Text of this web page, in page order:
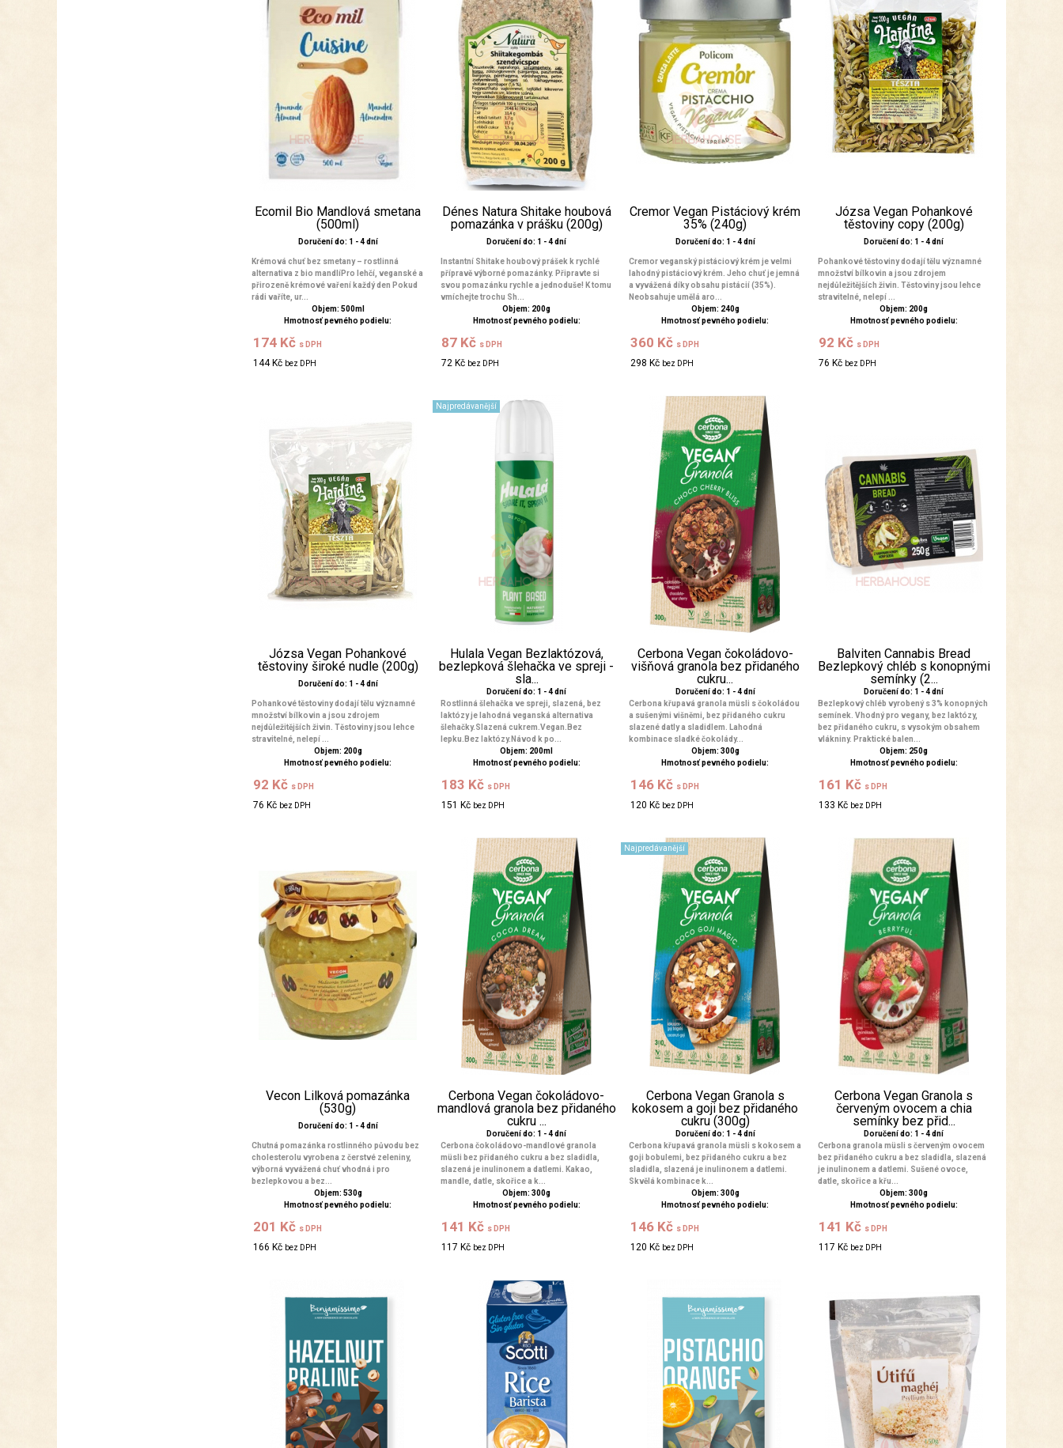
Ecomil Bio Mandlová smetana
(500ml)
Doručení do: 1 - 4 dní
Krémová chuť bez smetany – rostlinná
alternativa z bio mandlíPro lehčí, veganské a
přirozeně krémové vaření každý den Pokud
rádi vaříte, ur...
Objem: 500ml
Hmotnosť pevného podielu:
174 Kč s DPH
144 Kč bez DPH
Dénes Natura Shitake houbová
pomazánka v prášku (200g)
Doručení do: 1 - 4 dní
Instantní Shitake houbový prášek k rychlé
přípravě výborné pomazánky. Připravte si
svou pomazánku rychle a jednoduše! K tomu
vmíchejte trochu Sh...
Objem: 200g
Hmotnosť pevného podielu:
87 Kč s DPH
72 Kč bez DPH
Cremor Vegan Pistáciový krém
35% (240g)
Doručení do: 1 - 4 dní
Cremor veganský pistáciový krém je velmi
lahodný pistáciový krém. Jeho chuť je jemná
a vyvážená díky obsahu pistácií (35%).
Neobsahuje umělá aro...
Objem: 240g
Hmotnosť pevného podielu:
360 Kč s DPH
298 Kč bez DPH
Józsa Vegan Pohankové
těstoviny copy (200g)
Doručení do: 1 - 4 dní
Pohankové těstoviny dodají tělu významné
množství bílkovin a jsou zdrojem
nejdůležitějších živin. Těstoviny jsou lehce
stravitelné, nelepí ...
Objem: 200g
Hmotnosť pevného podielu:
92 Kč s DPH
76 Kč bez DPH
Józsa Vegan Pohankové
těstoviny široké nudle (200g)
Doručení do: 1 - 4 dní
Pohankové těstoviny dodají tělu významné
množství bílkovin a jsou zdrojem
nejdůležitějších živin. Těstoviny jsou lehce
stravitelné, nelepí ...
Objem: 200g
Hmotnosť pevného podielu:
92 Kč s DPH
76 Kč bez DPH
Najpredávanější
Hulala Vegan Bezlaktózová,
bezlepková šlehačka ve spreji -
sla...
Doručení do: 1 - 4 dní
Rostlinná šlehačka ve spreji, slazená, bez
laktózy je lahodná veganská alternativa
šlehačky.Slazená cukrem.Vegan.Bez
lepku.Bez laktózy.Návod k po...
Objem: 200ml
Hmotnosť pevného podielu:
183 Kč s DPH
151 Kč bez DPH
Cerbona Vegan čokoládovo-
višňová granola bez přidaného
cukru...
Doručení do: 1 - 4 dní
Cerbona křupavá granola müsli s čokoládou
a sušenými višněmi, bez přidaného cukru
slazené datly a sladidlem. Lahodná
kombinace sladké čokolády...
Objem: 300g
Hmotnosť pevného podielu:
146 Kč s DPH
120 Kč bez DPH
Balviten Cannabis Bread
Bezlepkový chléb s konopnými
semínky (2...
Doručení do: 1 - 4 dní
Bezlepkový chléb vyrobený s 3% konopných
semínek. Vhodný pro vegany, bez laktózy,
bez přidaného cukru, s vysokým obsahem
vlákniny. Praktické balen...
Objem: 250g
Hmotnosť pevného podielu:
161 Kč s DPH
133 Kč bez DPH
Vecon Lilková pomazánka
(530g)
Doručení do: 1 - 4 dní
Chutná pomazánka rostlinného původu bez
cholesterolu vyrobena z čerstvé zeleniny,
výborná vyvážená chuť vhodná i pro
bezlepkovou a bez...
Objem: 530g
Hmotnosť pevného podielu:
201 Kč s DPH
166 Kč bez DPH
Cerbona Vegan čokoládovo-
mandlová granola bez přidaného
cukru ...
Doručení do: 1 - 4 dní
Cerbona čokoládovo-mandlové granola
müsli bez přidaného cukru a bez sladidla,
slazená je inulinonem a datlemi. Kakao,
mandle, datle, skořice a k...
Objem: 300g
Hmotnosť pevného podielu:
141 Kč s DPH
117 Kč bez DPH
Najpredávanější
Cerbona Vegan Granola s
kokosem a goji bez přidaného
cukru (300g)
Doručení do: 1 - 4 dní
Cerbona křupavá granola müsli s kokosem a
goji bobulemi, bez přidaného cukru a bez
sladidla, slazená je inulinonem a datlemi.
Skvělá kombinace k...
Objem: 300g
Hmotnosť pevného podielu:
146 Kč s DPH
120 Kč bez DPH
Cerbona Vegan Granola s
červeným ovocem a chia
semínky bez přid...
Doručení do: 1 - 4 dní
Cerbona granola müsli s červeným ovocem
bez přidaného cukru a bez sladidla, slazená
je inulinonem a datlemi. Sušené ovoce,
datle, skořice a křu...
Objem: 300g
Hmotnosť pevného podielu:
141 Kč s DPH
117 Kč bez DPH